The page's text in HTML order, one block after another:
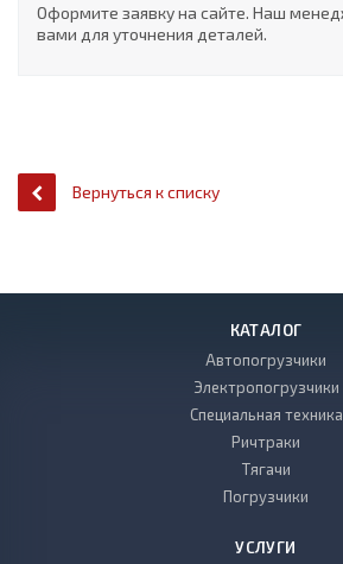
Оформите заявку на сайте. Наш
вами для уточнения деталей.
Вернуться к списку
КАТАЛОГ
Автопогрузчики
Электропогрузчики
Специальная техника
Ричтраки
Тягачи
Погрузчики
УСЛУГИ